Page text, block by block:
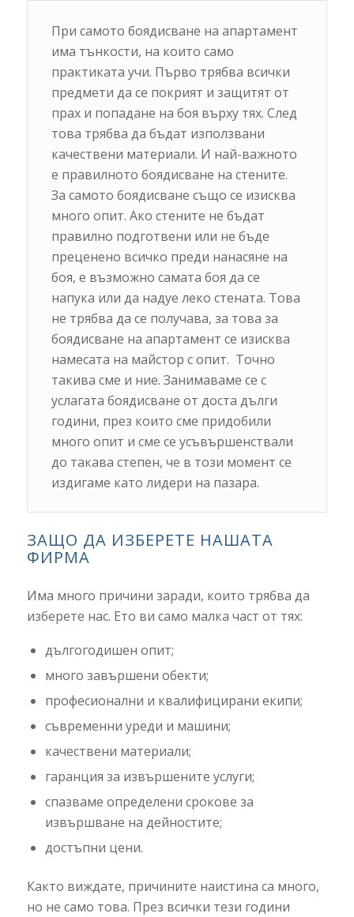
При самото боядисване на апартамент
има тънкости, на които само
практиката учи. Първо трябва всички
предмети да се покрият и защитят от
прах и попадане на боя върху тях. След
това трябва да бъдат използвани
качествени материали. И най-важното
е правилното боядисване на стените.
За самото боядисване също се изисква
много опит. Ако стените не бъдат
правилно подготвени или не бъде
преценено всичко преди нанасяне на
боя, е възможно самата боя да се
напука или да надуе леко стената. Това
не трябва да се получава, за това за
боядисване на апартамент се изисква
намесата на майстор с опит. Точно
такива сме и ние. Занимаваме се с
услагата боядисване от доста дълги
години, през които сме придобили
много опит и сме се усъвършенствали
до такава степен, че в този момент се
издигаме като лидери на пазара.
ЗАЩО ДА ИЗБЕРЕТЕ НАШАТА
ФИРМА
Има много причини заради, които трябва да
изберете нас. Ето ви само малка част от тях:
дългогодишен опит;
много завършени обекти;
професионални и квалифицирани екипи;
съвременни уреди и машини;
качествени материали;
гаранция за извършените услуги;
спазваме определени срокове за
извършване на дейностите;
достъпни цени.
Както виждате, причините наистина са много,
но не само това. През всички тези години